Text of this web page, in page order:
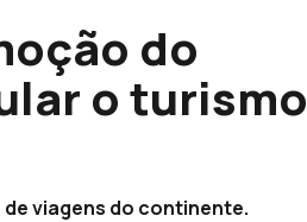
do
o turismo
viagens do continente.